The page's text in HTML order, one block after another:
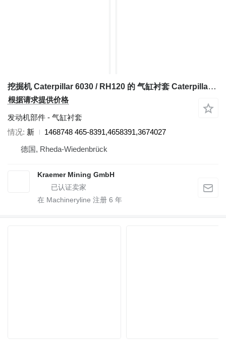
挖掘机 Caterpillar 6030 / RH120 的 气缸衬套 Caterpillar 1468748
根据请求提供价格
发动机部件 - 气缸衬套
情况 新
1468748 465-8391,4658391,3674027
德国, Rheda-Wiedenbrück
Kraemer Mining GmbH
在 Machineryline 注册 6 年